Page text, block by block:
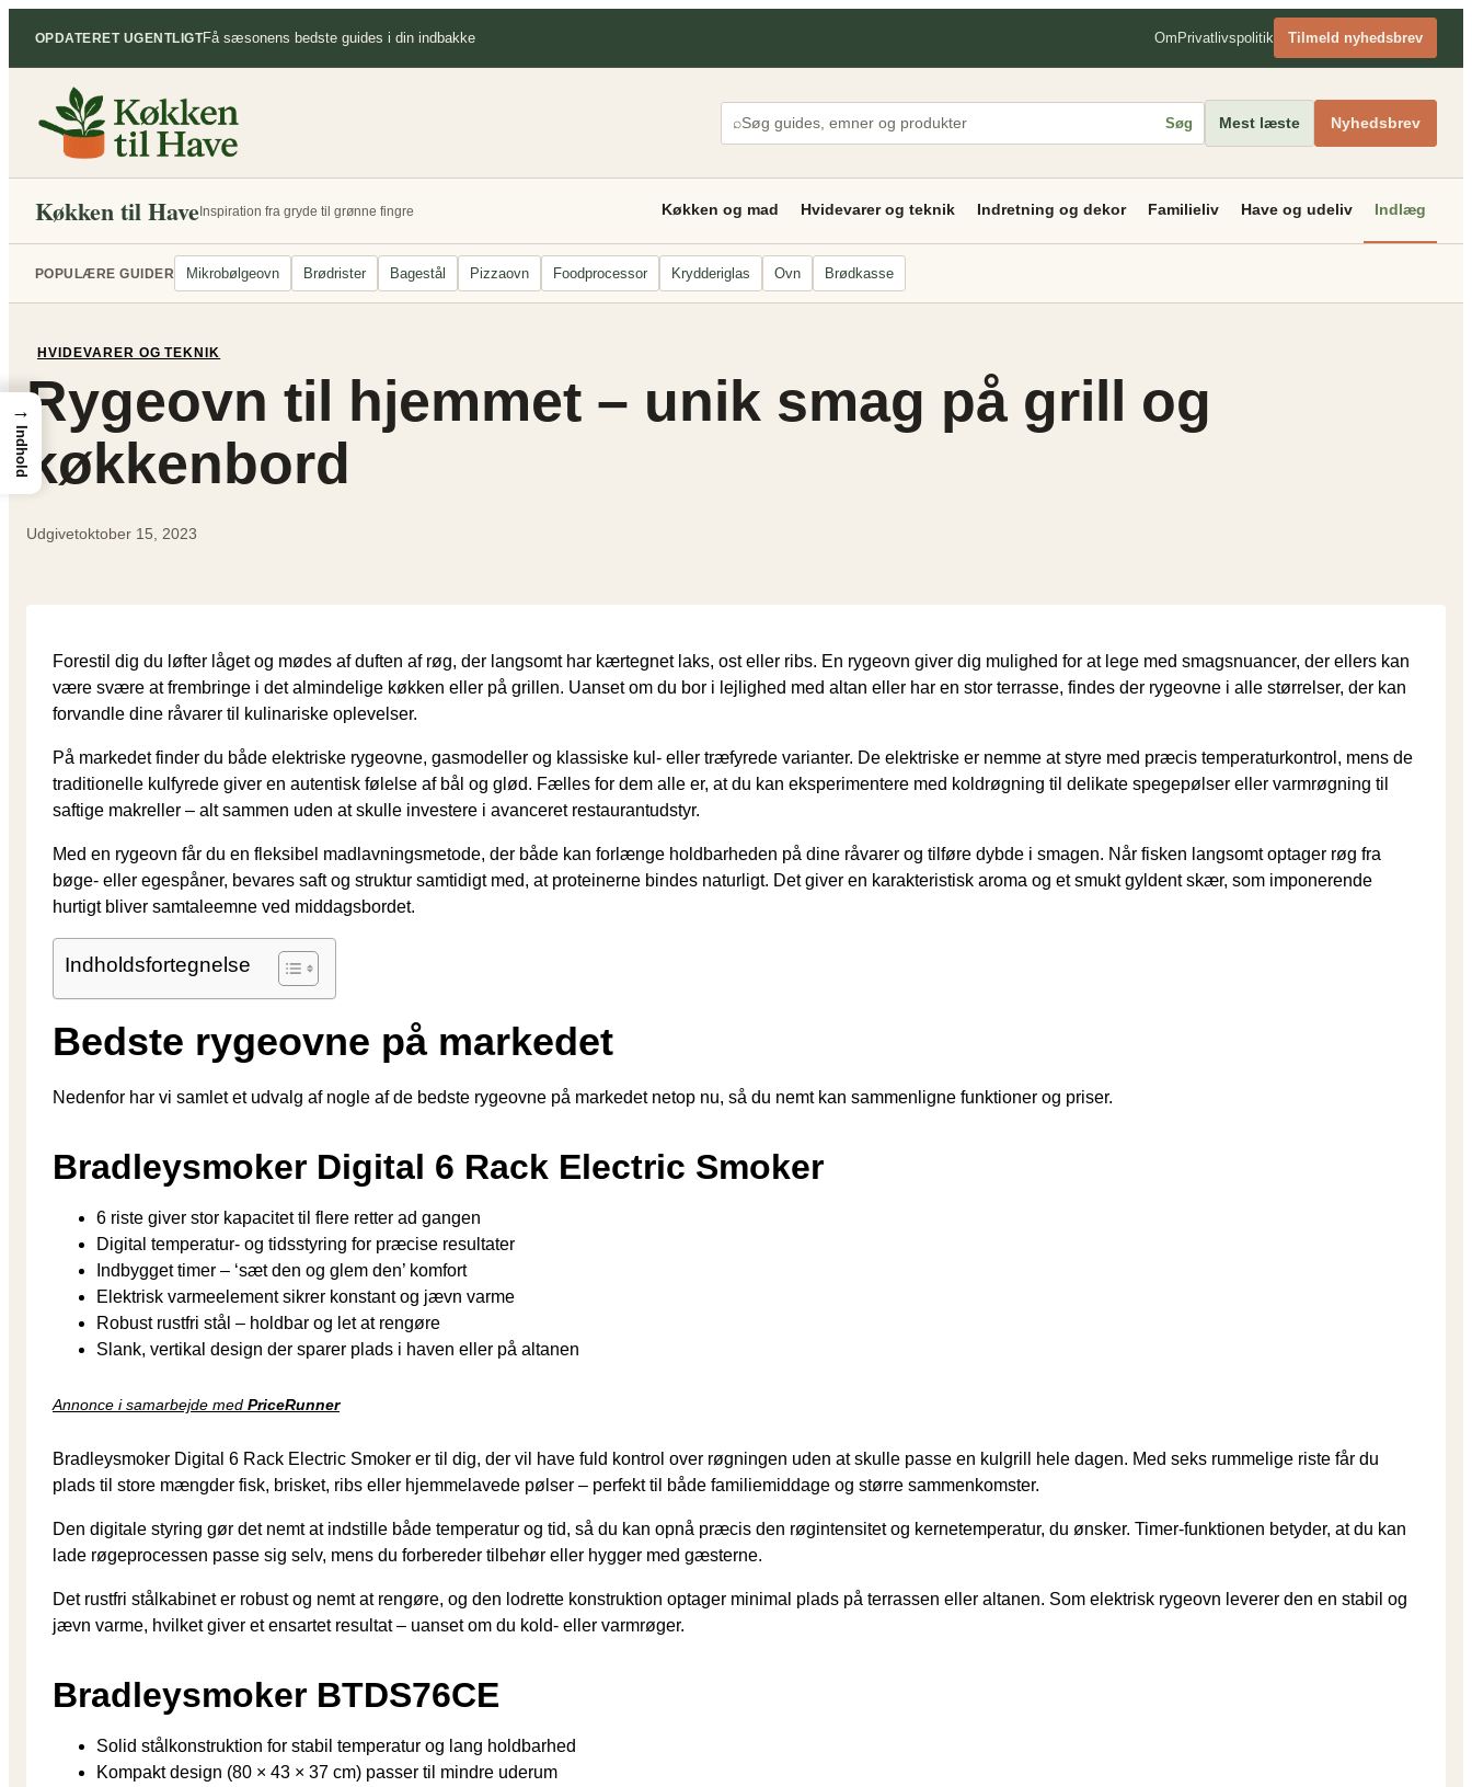
indhold
OPDATERET UGENTLIGTFå sæsonens bedste guides i din indbakke Om Privatlivspolitik Tilmeld nyhedsbrev
⌕ Søg Mest læste Nyhedsbrev
Køkken til HaveInspiration fra gryde til grønne fingre Køkken og mad Hvidevarer og teknik Indretning og dekor Familieliv Have og udeliv Indlæg
POPULÆRE GUIDER Mikrobølgeovn Brødrister Bagestål Pizzaovn Foodprocessor Krydderiglas Ovn Brødkasse
HVIDEVARER OG TEKNIK
Rygeovn til hjemmet – unik smag på grill og
køkkenbord
Udgivetoktober 15, 2023
Forestil dig du løfter låget og mødes af duften af røg, der langsomt har kærtegnet laks, ost eller ribs. En rygeovn giver dig mulighed for at lege med smagsnuancer, der ellers kan
være svære at frembringe i det almindelige køkken eller på grillen. Uanset om du bor i lejlighed med altan eller har en stor terrasse, findes der rygeovne i alle størrelser, der kan
forvandle dine råvarer til kulinariske oplevelser.
På markedet finder du både elektriske rygeovne, gasmodeller og klassiske kul- eller træfyrede varianter. De elektriske er nemme at styre med præcis temperaturkontrol, mens de
traditionelle kulfyrede giver en autentisk følelse af bål og glød. Fælles for dem alle er, at du kan eksperimentere med koldrøgning til delikate spegepølser eller varmrøgning til
saftige makreller – alt sammen uden at skulle investere i avanceret restaurantudstyr.
Med en rygeovn får du en fleksibel madlavningsmetode, der både kan forlænge holdbarheden på dine råvarer og tilføre dybde i smagen. Når fisken langsomt optager røg fra
bøge- eller egespåner, bevares saft og struktur samtidigt med, at proteinerne bindes naturligt. Det giver en karakteristisk aroma og et smukt gyldent skær, som imponerende
hurtigt bliver samtaleemne ved middagsbordet.
Indholdsfortegnelse
Bedste rygeovne på markedet
Nedenfor har vi samlet et udvalg af nogle af de bedste rygeovne på markedet netop nu, så du nemt kan sammenligne funktioner og priser.
Bradleysmoker Digital 6 Rack Electric Smoker
6 riste giver stor kapacitet til flere retter ad gangen
Digital temperatur- og tidsstyring for præcise resultater
Indbygget timer – ‘sæt den og glem den’ komfort
Elektrisk varmeelement sikrer konstant og jævn varme
Robust rustfri stål – holdbar og let at rengøre
Slank, vertikal design der sparer plads i haven eller på altanen
Annonce i samarbejde med PriceRunner
Bradleysmoker Digital 6 Rack Electric Smoker er til dig, der vil have fuld kontrol over røgningen uden at skulle passe en kulgrill hele dagen. Med seks rummelige riste får du
plads til store mængder fisk, brisket, ribs eller hjemmelavede pølser – perfekt til både familiemiddage og større sammenkomster.
Den digitale styring gør det nemt at indstille både temperatur og tid, så du kan opnå præcis den røgintensitet og kernetemperatur, du ønsker. Timer-funktionen betyder, at du kan
lade røgeprocessen passe sig selv, mens du forbereder tilbehør eller hygger med gæsterne.
Det rustfri stålkabinet er robust og nemt at rengøre, og den lodrette konstruktion optager minimal plads på terrassen eller altanen. Som elektrisk rygeovn leverer den en stabil og
jævn varme, hvilket giver et ensartet resultat – uanset om du kold- eller varmrøger.
Bradleysmoker BTDS76CE
Solid stålkonstruktion for stabil temperatur og lang holdbarhed
Kompakt design (80 × 43 × 37 cm) passer til mindre uderum
→
Indhold